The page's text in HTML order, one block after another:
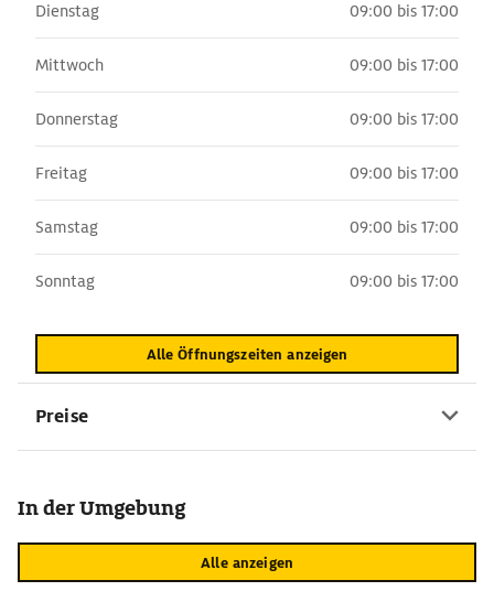
Dienstag 09:00 bis 17:00
Mittwoch 09:00 bis 17:00
Donnerstag 09:00 bis 17:00
Freitag 09:00 bis 17:00
Samstag 09:00 bis 17:00
Sonntag 09:00 bis 17:00
Alle Öffnungszeiten anzeigen
Preise
In der Umgebung
Alle anzeigen